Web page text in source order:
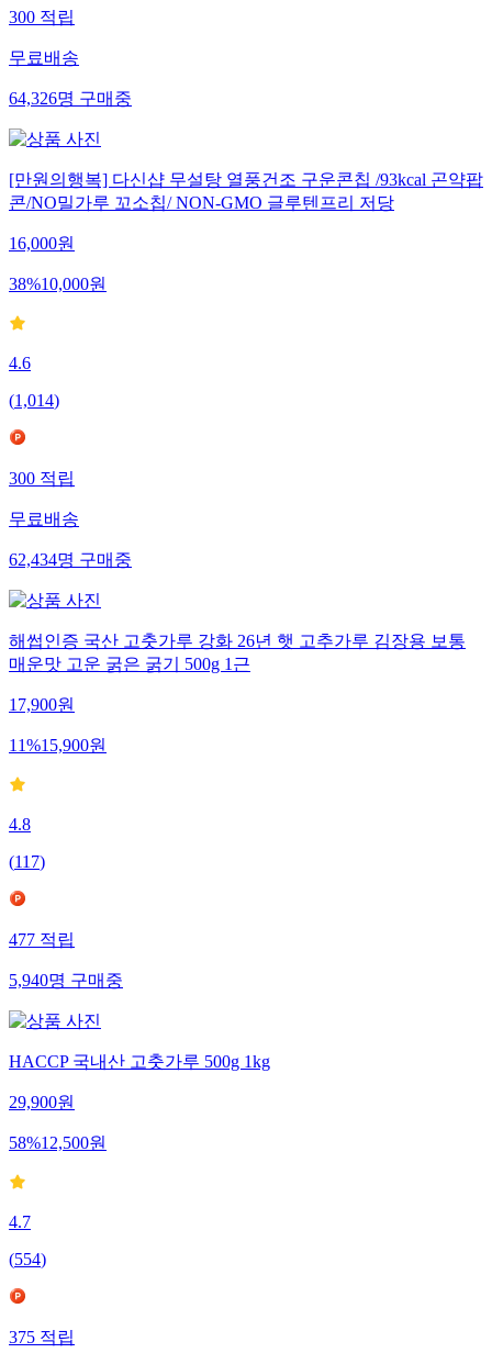
300적립
무료배송
64,326명구매중
[만원의행복] 다신샵 무설탕 열풍건조 구운콘칩 /93kcal 곤약팝
콘/NO밀가루 꼬소칩/ NON-GMO 글루텐프리 저당
16,000원
38%10,000원
4.6
(1,014)
300적립
무료배송
62,434명구매중
해썹인증 국산 고춧가루 강화 26년 햇 고추가루 김장용 보통
매운맛 고운 굵은 굵기 500g 1근
17,900원
11%15,900원
4.8
(117)
477적립
5,940명구매중
HACCP 국내산 고춧가루 500g 1kg
29,900원
58%12,500원
4.7
(554)
375적립